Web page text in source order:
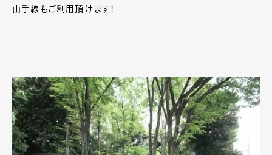
山手線もご利用頂けます！